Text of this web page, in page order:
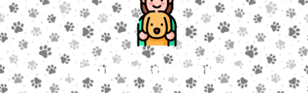
Encontrar meu Pet